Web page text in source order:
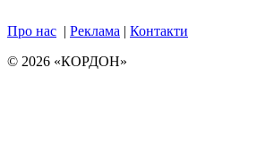
Про нас | Реклама | Контакти
© 2026 «КОРДОН»